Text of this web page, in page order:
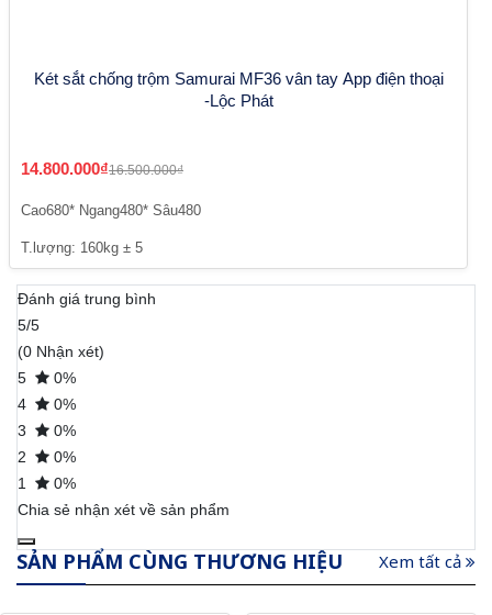
Két sắt chống trộm Samurai MF36 vân tay App điện thoại
-Lộc Phát
14.800.000₫16.500.000₫
Cao680* Ngang480* Sâu480
T.lượng: 160kg ± 5
Đánh giá trung bình
5/5
(0 Nhận xét)
5
0%
4
0%
3
0%
2
0%
1
0%
Chia sẻ nhận xét về sản phẩm
SẢN PHẨM CÙNG THƯƠNG HIỆU Xem tất cả